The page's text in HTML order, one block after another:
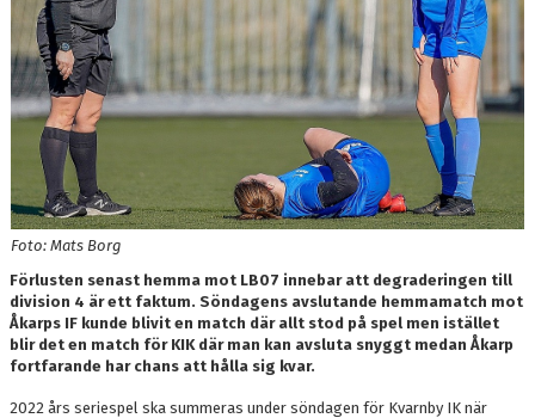
Foto: Mats Borg
Förlusten senast hemma mot LB07 innebar att degraderingen till
division 4 är ett faktum. Söndagens avslutande hemmamatch mot
Åkarps IF kunde blivit en match där allt stod på spel men istället
blir det en match för KIK där man kan avsluta snyggt medan Åkarp
fortfarande har chans att hålla sig kvar.
2022 års seriespel ska summeras under söndagen för Kvarnby IK när